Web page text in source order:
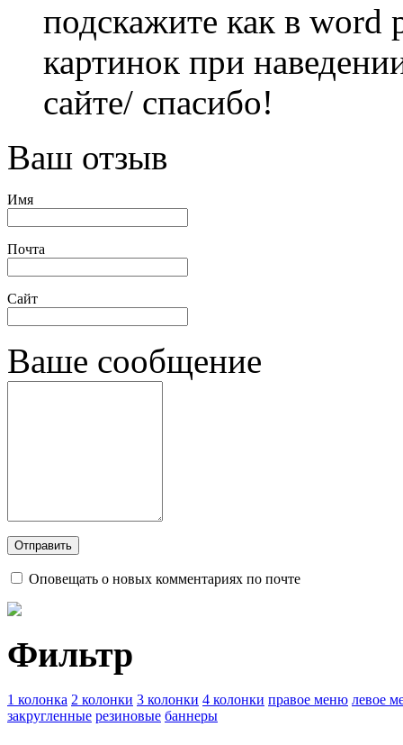
подскажите как в word
картинок при
сайте/ спасибо!
Ваш отзыв
Имя
Почта
Сайт
Ваше сообщение
Оповещать о новых комментариях по почте
Фильтр
1 колонка 2 колонки 3 колонки 4 колонки правое меню левое
закругленные резиновые баннеры